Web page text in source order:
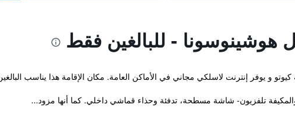
هوشينوسونا - للبالغين فقط
كيوتو و يوفر إنترنت لاسلكي مجاني في الأماكن العامة. مكان الإقامة هذا يناسب
تلفزيون- شاشة مسطحة، تدفئة وحذاء قماشي داخلي. كما أنها مزود...